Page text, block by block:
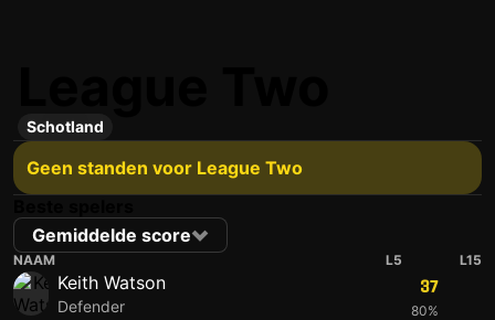
Schotland
Geen standen voor League Two
Gemiddelde score
NAAM L5 L15
Keith Watson
Defender
37
80%